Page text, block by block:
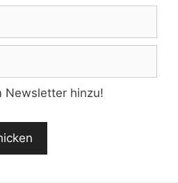
Newsletter hinzu!